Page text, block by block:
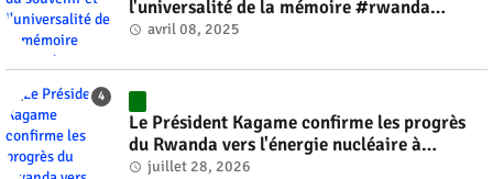
l'universalité de la mémoire #rwanda
#RwOT
avril 08, 2025
Le Président Kagame confirme les progrès
du Rwanda vers l'énergie nucléaire à
l'horizon 2030 #rwanda #RwOT
juillet 28, 2026